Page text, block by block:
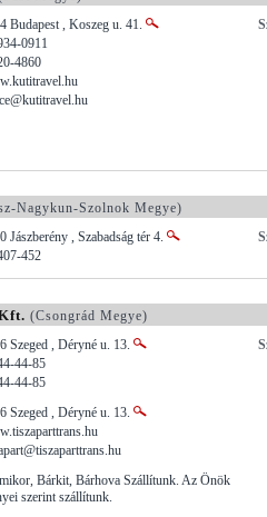
Budapest , Koszeg u. 41.
0911
4860
Nagykun-Szolnok Megye)
Jászberény , Szabadság tér 4.
452
(Csongrád Megye)
Szeged , Déryné u. 13.
44-85
44-85
Szeged , Déryné u. 13.
Bárkit, Bárhova Szállítunk. Az Önök
szerint szállítunk.